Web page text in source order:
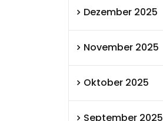
Dezember 2025
November 2025
Oktober 2025
September 2025